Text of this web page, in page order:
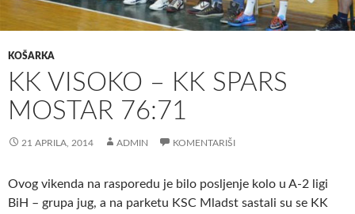
KOŠARKA
KK VISOKO – KK SPARS
MOSTAR 76:71
21 APRILA, 2014 ADMIN KOMENTARIŠI
Ovog vikenda na rasporedu je bilo posljenje kolo u A-2 ligi
BiH – grupa jug, a na parketu KSC Mladst sastali su se KK